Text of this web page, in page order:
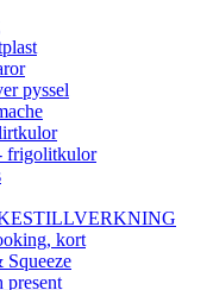
pyssel
frigolitkulor
kort
Squeeze
present